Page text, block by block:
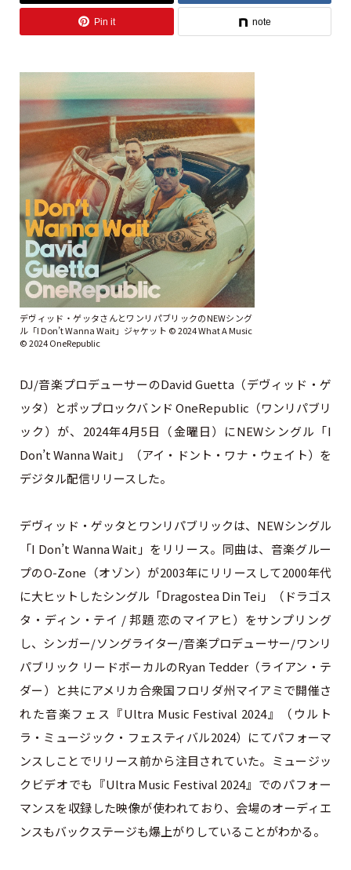
Pin it note
デヴィッド・ゲッタさんとワンリパブリックのNEWシング
ル「I Don’t Wanna Wait」ジャケット ©︎ 2024 What A Music
©︎ 2024 OneRepublic
DJ/音楽プロデューサーのDavid Guetta（デヴィッド・ゲ
ッタ）とポップロックバンド OneRepublic（ワンリパブリ
ック）が、2024年4月5日（金曜日）にNEWシングル「I
Don’t Wanna Wait」（アイ・ドント・ワナ・ウェイト）を
デジタル配信リリースした。
デヴィッド・ゲッタとワンリパブリックは、NEWシングル
「I Don’t Wanna Wait」をリリース。同曲は、音楽グルー
プのO-Zone（オゾン）が2003年にリリースして2000年代
に大ヒットしたシングル「Dragostea Din Tei」（ドラゴス
タ・ディン・テイ / 邦題 恋のマイアヒ）をサンプリング
し、シンガー/ソングライター/音楽プロデューサー/ワンリ
パブリック リードボーカルのRyan Tedder（ライアン・テ
ダー）と共にアメリカ合衆国フロリダ州マイアミで開催さ
れた音楽フェス『Ultra Music Festival 2024』（ウルト
ラ・ミュージック・フェスティバル2024）にてパフォーマ
ンスしことでリリース前から注目されていた。ミュージッ
クビデオでも『Ultra Music Festival 2024』でのパフォー
マンスを収録した映像が使われており、会場のオーディエ
ンスもバックステージも爆上がりしていることがわかる。